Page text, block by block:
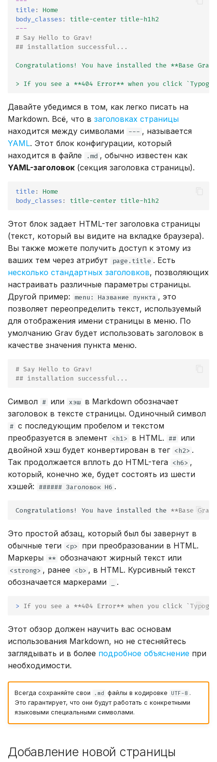
title :
Home
body_classes :
title-center title-h1h2
---
# Say Hello to Grav!
## installation successful...
Congratulations! You have installed the **Base
> If you see a **404 Error** when you click
Давайте убедимся в том, как легко писать на
Markdown. Всё, что в заголовках страницы
находится между символами --- , называется
YAML. Этот блок конфигурации, который
находится в файле
.md , обычно известен как
YAML-заголовок (секция заголовка страницы).
title :
Home
body_classes : title-center title-h1h2
Этот блок задает HTML-тег заголовка страницы
(текст, который вы видите на вкладке браузера).
Вы также можете получить доступ к этому из
ваших тем через атрибут
page.title . Есть
несколько стандартных заголовков, позволяющих
настраивать различные параметры страницы.
Другой пример: menu: Название пункта , это
позволяет переопределить текст, используемый
для отображения имени страницы в меню. По
умолчанию Grav будет использовать заголовок в
качестве значения пункта меню.
# Say Hello to Grav!
## installation successful...
Символ # или хэш в Markdown обозначает
заголовок в тексте страницы. Одиночный символ
# с последующим пробелом и текстом
преобразуется в элемент
<h1> в HTML. ## или
двойной хэш будет конвертирован в тег <h2> .
Так продолжается вплоть до HTML-тега <h6> ,
который, конечно же, будет состоять из шести
хэшей: ###### Заголовок H6 .
Congratulations! You have installed the **Base Grav
Это простой абзац, который был бы завернут в
обычные теги <p>
при преобразовании в HTML.
Маркеры ** обозначают жирный текст или
<strong> , ранее <b> , в HTML. Курсивный текст
обозначается маркерами
.
> If you see a **404 Error** when you click
Этот обзор должен научить вас основам
использования Markdown, но не стесняйтесь
заглядывать и в более подробное объяснение при
необходимости.
Всегда сохраняйте свои .md файлы в кодировке UTF-8 .
Это гарантирует, что они будут работать с конкретными
языковыми специальными символами.
Добавление новой страницы